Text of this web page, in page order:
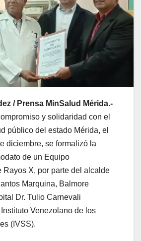
/ Prensa MinSalud Mérida.-
y solidaridad con el
público del estado Mérida, el
diciembre, se formalizó la
de un Equipo
Rayos X, por parte del alcalde
Marquina, Balmore
Dr. Tulio Carnevali
Venezolano de los
(IVSS).